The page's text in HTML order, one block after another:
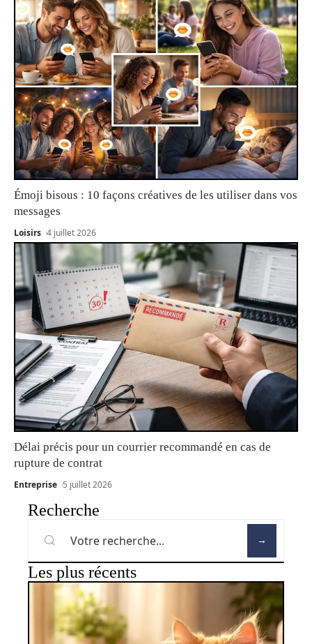
Émoji bisous : 10 façons créatives de les utiliser dans vos
messages
Loisirs 4 juillet 2026
Délai précis pour un courrier recommandé en cas de
rupture de contrat
Entreprise 5 juillet 2026
Recherche
Les plus récents